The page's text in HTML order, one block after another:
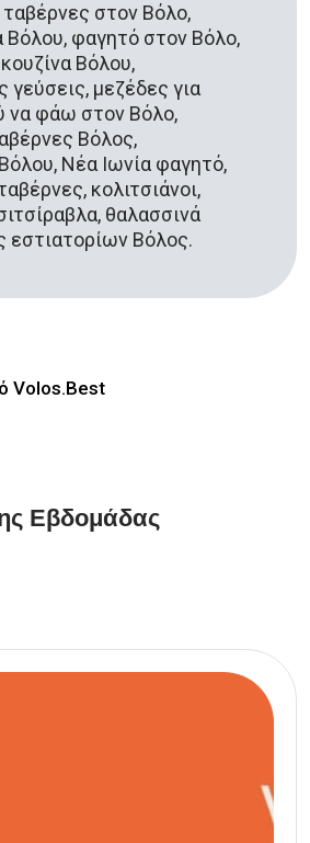
στον Βόλο,
Βόλου, φαγητό στον Βόλο,
Βόλου,
γεύσεις, μεζέδες για
να φάω στον Βόλο,
Βόλος,
Νέα Ιωνία φαγητό,
κολιτσιάνοι,
θαλασσινά
εστιατορίων Βόλος.
Volos.Best
Εβδομάδας